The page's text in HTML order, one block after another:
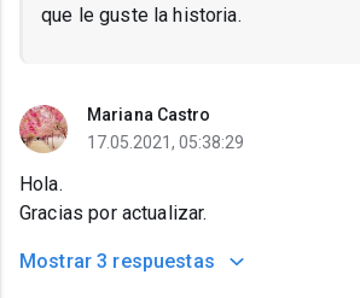
que le guste la historia.
Mariana Castro
17.05.2021, 05:38:29
Hola.
Gracias por actualizar.
Mostrar 3 respuestas